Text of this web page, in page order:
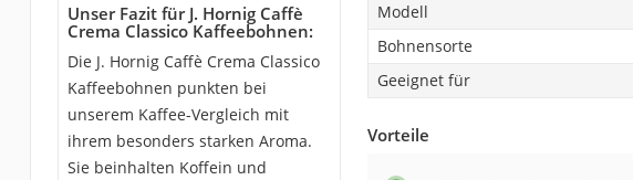
Unser Fazit für J. Hornig Caffè
Crema Classico Kaffeebohnen:
Die J. Hornig Caffè Crema Classico
Kaffeebohnen punkten bei
unserem Kaffee-Vergleich mit
ihrem besonders starken Aroma.
Sie beinhalten Koffein und
Modell
Bohnensorte
Geeignet für
Vorteile